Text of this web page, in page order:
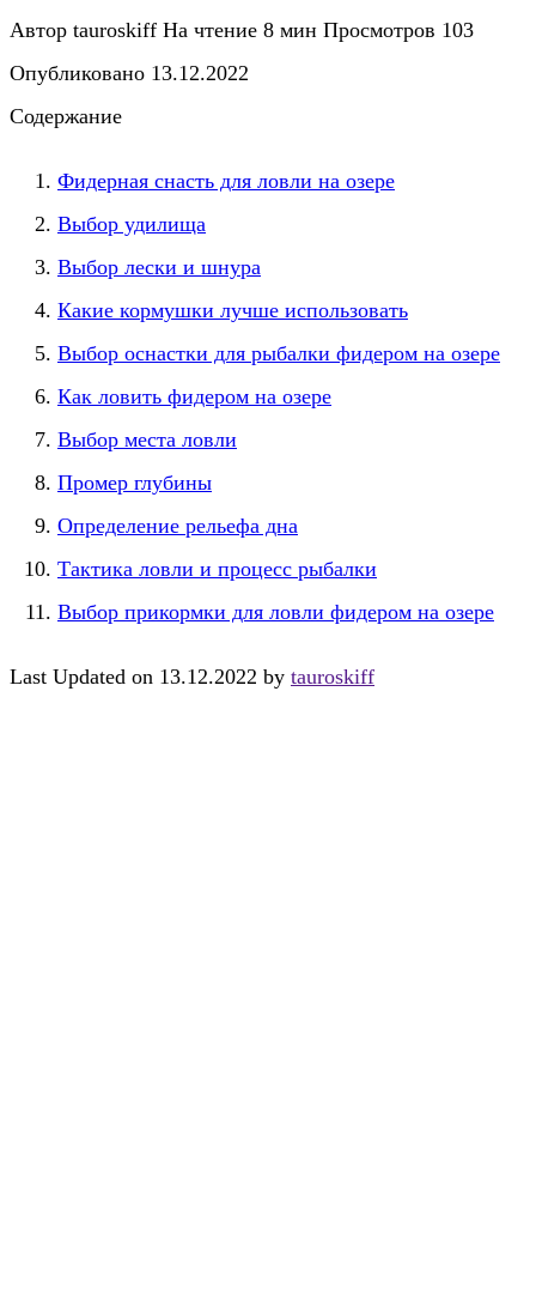
Автор tauroskiff На чтение 8 мин Просмотров 103
Опубликовано 13.12.2022
Содержание
Фидерная снасть для ловли на озере
Выбор удилища
Выбор лески и шнура
Какие кормушки лучше использовать
Выбор оснастки для рыбалки фидером на озере
Как ловить фидером на озере
Выбор места ловли
Промер глубины
Определение рельефа дна
Тактика ловли и процесс рыбалки
Выбор прикормки для ловли фидером на озере
Last Updated on 13.12.2022 by tauroskiff